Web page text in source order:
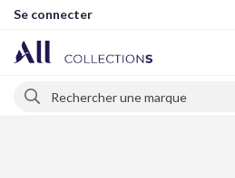
Se connecter
Rechercher